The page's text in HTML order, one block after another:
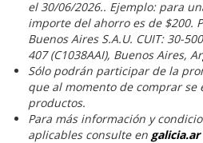
el 30/06/2026.. Ejemplo: para
importe del ahorro es de $200.
Buenos Aires S.A.U. CUIT: 30-
407 (C1038AAI), Buenos Aires,
Sólo podrán participar de la
que al momento de comprar se
productos.
Para más información y
aplicables consulte en galicia.ar